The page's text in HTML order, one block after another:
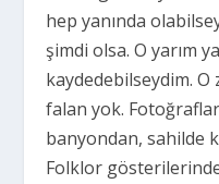
hep yanında
şimdi olsa. O yarım
kaydedebilseydim.
falan yok.
banyondan, sahilde
Folklor